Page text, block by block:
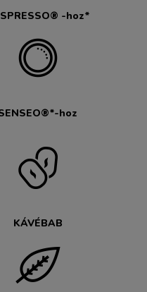
-hoz*
hoz
KÁVÉBAB